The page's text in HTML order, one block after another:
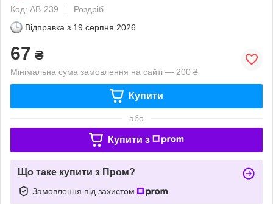
Код: АВ-239
Роздріб
Відправка з 19 серпня 2026
67 ₴
Мінімальна сума замовлення на сайті — 200 ₴
Купити
або
Купити з
Що таке купити з Пром?
Замовлення під захистом